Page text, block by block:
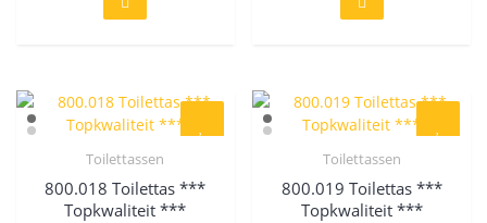
Toilettassen
800.018 Toilettas ***
Topkwaliteit ***
Toilettassen
800.019 Toilettas ***
Topkwaliteit ***